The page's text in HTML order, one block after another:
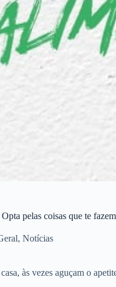
pelas coisas que te
,Notícias
às vezes aguçam o